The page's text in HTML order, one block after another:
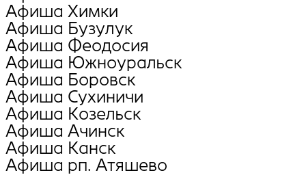
Афиша Химки
Афиша Бузулук
Афиша Феодосия
Афиша Южноуральск
Афиша Боровск
Афиша Сухиничи
Афиша Козельск
Афиша Ачинск
Афиша Канск
Афиша рп. Атяшево